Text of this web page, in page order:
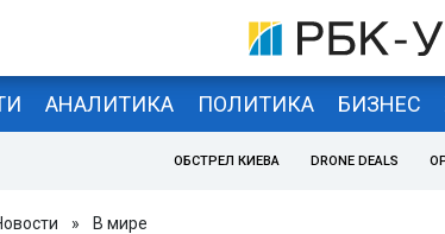
АНАЛИТИКА ПОЛИТИКА БИЗНЕС
ОБСТРЕЛ КИЕВА DRONE DEALS
» В мире